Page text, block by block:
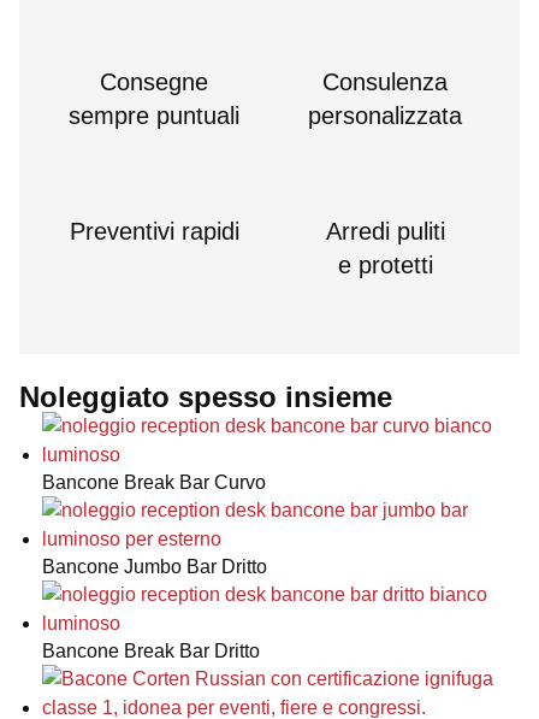
Consegne
sempre puntuali
Consulenza
personalizzata
Preventivi rapidi
Arredi puliti
e protetti
Noleggiato spesso insieme
Bancone Break Bar Curvo
Bancone Jumbo Bar Dritto
Bancone Break Bar Dritto